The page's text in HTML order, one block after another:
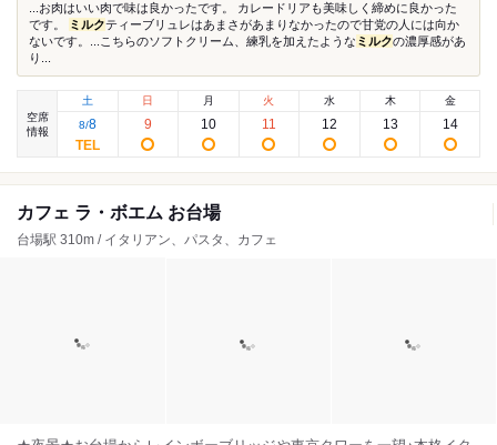
...お肉はいい肉で味は良かったです。 カレードリアも美味しく締めに良かった
です。
ミルクティーブリュレはあまさがあまりなかったので甘党の人には向か
ないです。...こちらのソフトクリーム、練乳を加えたような ミルクの濃厚感があ
り...
空席
情報
土
8/8
日
9
月
10
火
11
水
12
木
13
金
14
カフェ ラ・ボエム お台場
台場駅 310m / イタリアン、パスタ、カフェ